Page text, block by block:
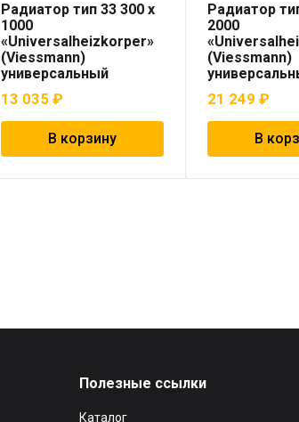
Радиатор тип 33 300 x
1000
«Universalheizkorper»
(Viessmann)
универсальный
13 035₽
В корзину
Радиатор
2000
(Viessmann)
21 249₽
В
Полезные ссылки
Каталог